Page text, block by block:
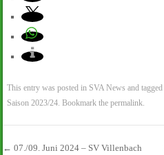
This entry was posted in SVA News and tagged
Saison 2023/24 . Bookmark thepermalink
← 07./09. Juni 2024 – SV Villenbach